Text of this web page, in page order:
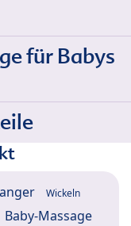
für Babys
Wickeln
Baby-Massage